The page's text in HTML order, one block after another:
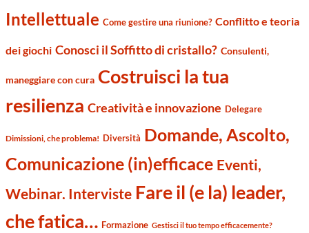
Intellettuale Come gestire una riunione? Conflitto e teoria
dei giochi Conosci il Soffitto di cristallo? Consulenti,
maneggiare con cura Costruisci la tua
resilienza Creatività e innovazione Delegare
Dimissioni, che problema! Diversità Domande, Ascolto,
Comunicazione (in)efficace Eventi,
Webinar. Interviste Fare il (e la) leader,
che fatica… Formazione Gestisci il tuo tempo efficacemente?